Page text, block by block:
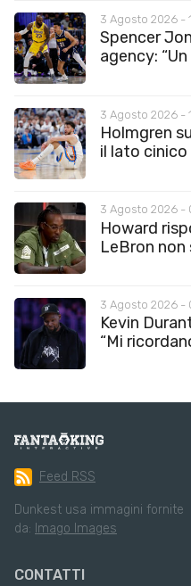
3 Agosto 2026 -
Spencer
agency:
3 Agosto 2026 -
Holmgren
il lato cinico
3 Agosto 2026 -
Howard
LeBron non
3 Agosto 2026 -
Kevin
“Mi
Feed RSS
Dunkest usa immagini fornite
da: Imago Images
CONTATTI